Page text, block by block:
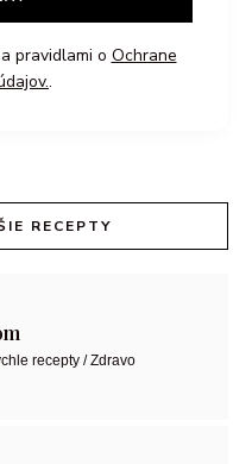
pravidlami o Ochrane
.
RECEPTY
recepty / Zdravo